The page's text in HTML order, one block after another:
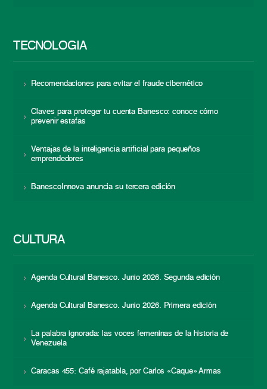
TECNOLOGÍA
Recomendaciones para evitar el fraude cibernético
Claves para proteger tu cuenta Banesco: conoce cómo
prevenir estafas
Ventajas de la inteligencia artificial para pequeños
emprendedores
BanescoInnova anuncia su tercera edición
CULTURA
Agenda Cultural Banesco. Junio 2026. Segunda edición
Agenda Cultural Banesco. Junio 2026. Primera edición
La palabra ignorada: las voces femeninas de la historia de
Venezuela
Caracas 455: Café rajatabla, por Carlos «Caque» Armas